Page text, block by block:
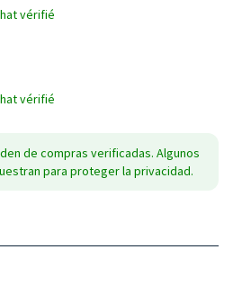
vérifié
vérifié
de compras verificadas. Algunos
para proteger la privacidad.